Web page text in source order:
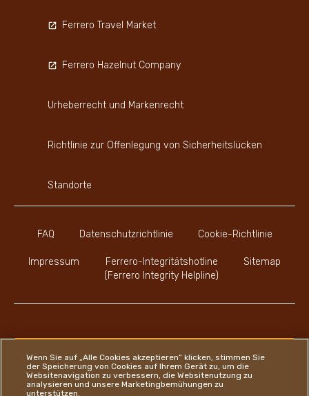
FAQ Datenschutzrichtlinie Cookie-Richtlinie
Impressum
Ferrero-Integritätshotline
(Ferrero Integrity Helpline)
Sitemap
Ferrero Travel Market
Ferrero Hazelnut Company
Urheberrecht und Markenrecht
Richtlinie zur Offenlegung von Sicherheitslücken
Standorte
Youtube Channel
Instagram
LinkedIn
Wenn Sie auf „Alle Cookies akzeptieren“ klicken, stimmen Sie
der Speicherung von Cookies auf Ihrem Gerät zu, um die
Websitenavigation zu verbessern, die Websitenutzung zu
analysieren und unsere Marketingbemühungen zu
unterstützen.